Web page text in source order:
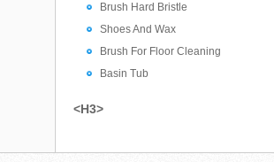
Brush Hard Bristle
Shoes And Wax
Brush For Floor Cleaning
Basin Tub
<H3>